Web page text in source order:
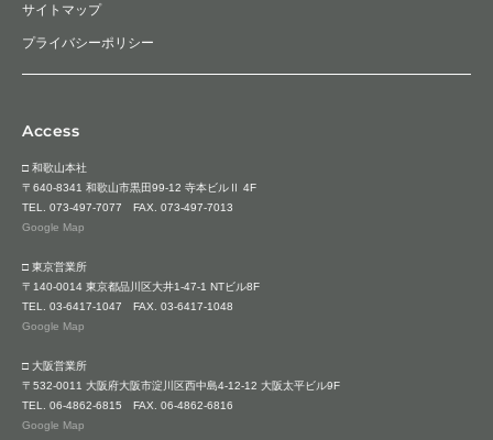
サイトマップ
プライバシーポリシー
Access
□ 和歌山本社
〒640-8341 和歌山市黒田99-12 寺本ビルⅡ 4F
TEL. 073-497-7077 FAX. 073-497-7013
Google Map
□ 東京営業所
〒140-0014 東京都品川区大井1-47-1 NTビル8F
TEL. 03-6417-1047 FAX. 03-6417-1048
Google Map
□ 大阪営業所
〒532-0011 大阪府大阪市淀川区西中島4-12-12 大阪太平ビル9F
TEL. 06-4862-6815 FAX. 06-4862-6816
Google Map